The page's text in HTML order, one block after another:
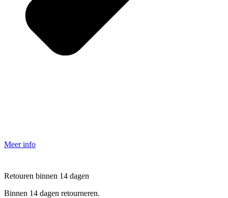
Meer info
Retouren binnen 14 dagen
Binnen 14 dagen retourneren.